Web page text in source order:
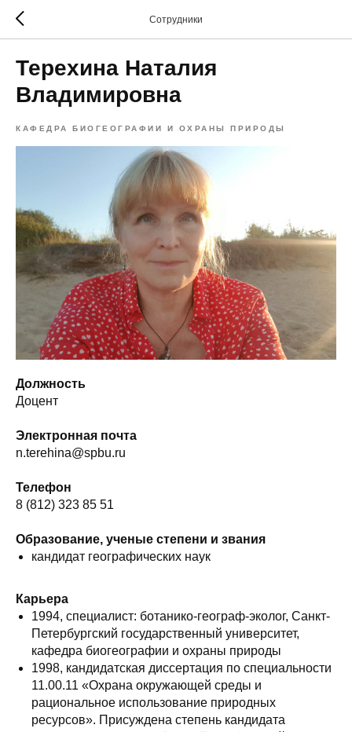
Сотрудники
Терехина Наталия
Владимировна
КАФЕДРА БИОГЕОГРАФИИ И ОХРАНЫ ПРИРОДЫ
Должность
Доцент
Электронная почта
n.terehina@spbu.ru
Телефон
8 (812) 323 85 51
Образование, ученые степени и звания
кандидат географических наук
Карьера
1994, специалист: ботанико-географ-эколог, Санкт-
Петербургский государственный университет,
кафедра биогеографии и охраны природы
1998, кандидатская диссертация по специальности
11.00.11 «Охрана окружающей среды и
рациональное использование природных
ресурсов». Присуждена степень кандидата